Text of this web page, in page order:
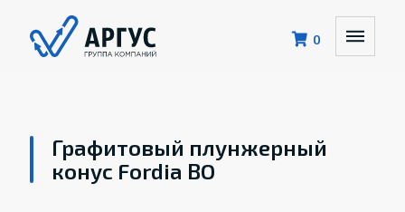
0
Графитовый плунжерный
конус Fordia BO